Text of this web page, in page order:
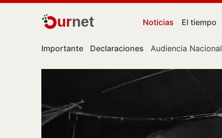
urnet Noticias El tiempo
Importante Declaraciones Audiencia Nacional